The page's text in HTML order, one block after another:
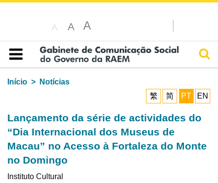
A A A
Índice
Início
Notícias
繁
简 PT EN
Lançamento da série de actividades do
“Dia Internacional dos Museus de
Macau” no Acesso à Fortaleza do Monte
no Domingo
Instituto Cultural